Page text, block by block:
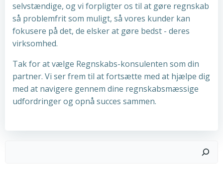
selvstændige, og vi forpligter os til at gøre regnskab
så problemfrit som muligt, så vores kunder kan
fokusere på det, de elsker at gøre bedst - deres
virksomhed.
Tak for at vælge Regnskabs-konsulenten som din
partner. Vi ser frem til at fortsætte med at hjælpe dig
med at navigere gennem dine regnskabsmæssige
udfordringer og opnå succes sammen.